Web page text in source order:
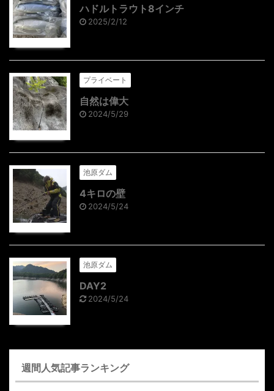
ハドルトラウト8インチ
2025/2/12
プライベート
自然は偉大
2024/5/29
池原ダム
4キロの壁
2024/5/24
池原ダム
DAY2
2024/5/24
週間人気記事ランキング